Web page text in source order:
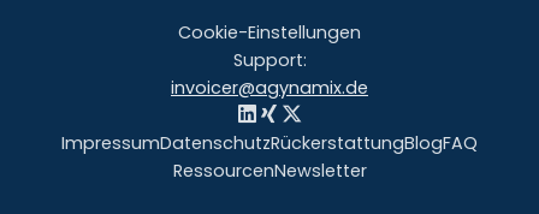
Cookie-Einstellungen
Support:
invoicer@agynamix.de
ImpressumDatenschutzRückerstattungBlogFAQ
RessourcenNewsletter